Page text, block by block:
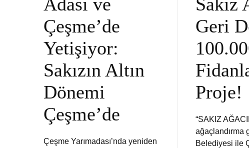
Çeşme’de
Yetişiyor:
Sakızın Altın
Dönemi
Çeşme’de
Çeşme Yarımadası’nda yeniden
Geri
Proje!
“SAKIZ
ağaçlandırma
Belediyesi ile